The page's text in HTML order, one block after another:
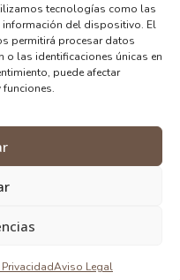
tecnologías como las
información del dispositivo. El
permitirá procesar datos
o las identificaciones únicas en
puede afectar
funciones.
Aviso Legal
el primer paso con